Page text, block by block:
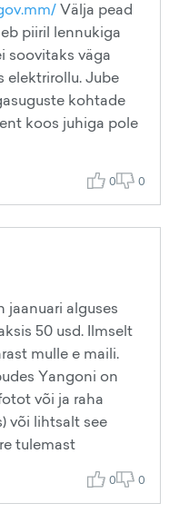
Välja pead
piiril lennukiga
soovitaks väga
elektrirollu. Jube
kohtade
koos juhiga pole
0 0
jaanuari alguses
50 usd. Ilmselt
mulle e maili.
Yangoni on
või ja raha
või lihtsalt see
tulemast
0 0